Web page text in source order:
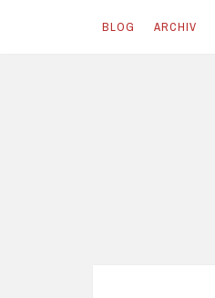
BLOG ARCHIV